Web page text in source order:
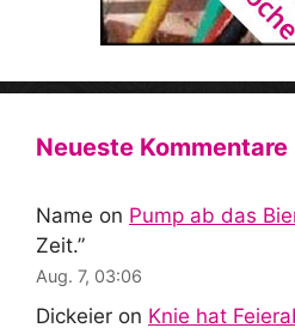
Neueste Kommentare
Name on Pump ab das
Zeit.”
Aug. 7, 03:06
Dickeier on Knie hat